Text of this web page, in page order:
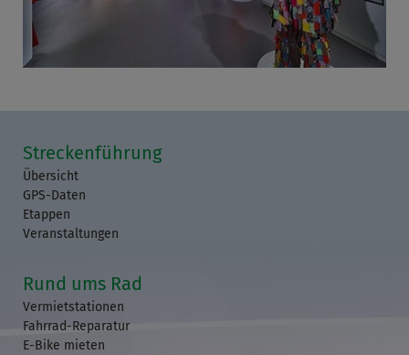
Streckenführung
Übersicht
GPS-Daten
Etappen
Veranstaltungen
Rund ums Rad
Vermietstationen
Fahrrad-Reparatur
E-Bike mieten